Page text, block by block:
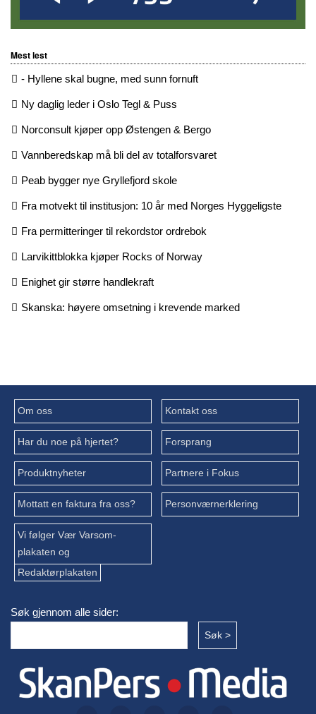
Mest lest
- Hyllene skal bugne, med sunn fornuft
Ny daglig leder i Oslo Tegl & Puss
Norconsult kjøper opp Østengen & Bergo
Vannberedskap må bli del av totalforsvaret
Peab bygger nye Gryllefjord skole
Fra motvekt til institusjon: 10 år med Norges Hyggeligste
Fra permitteringer til rekordstor ordrebok
Larvikittblokka kjøper Rocks of Norway
Enighet gir større handlekraft
Skanska: høyere omsetning i krevende marked
Om oss Kontakt oss
Har du noe på hjertet? Forsprang
Produktnyheter Partnere i Fokus
Mottatt en faktura fra oss? Personværnerklering
Vi følger Vær Varsom-
plakaten og
Redaktørplakaten
Søk gjennom alle sider: